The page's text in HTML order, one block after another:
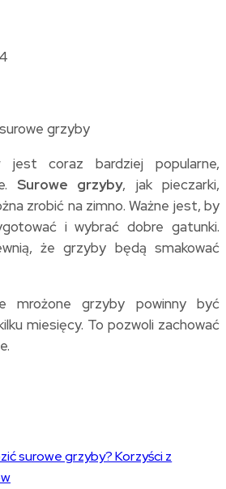
jest coraz bardziej popularne,
Surowe grzyby, jak pieczarki,
zrobić na zimno. Ważne jest, by
i wybrać dobre gatunki.
że grzyby będą smakować
mrożone grzyby powinny być
miesięcy. To pozwoli zachować
surowe grzyby? Korzyści z